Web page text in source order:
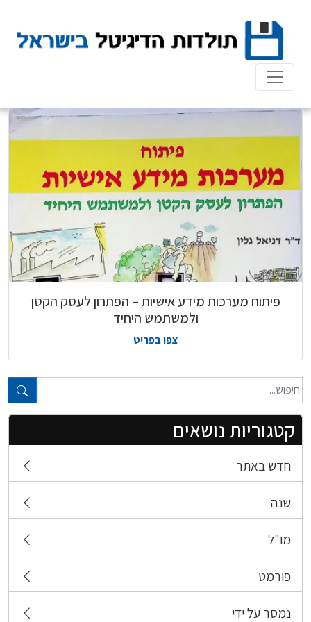
content
טקסט חופשי...
קטגוריות נושאים
חדש באתר
שנה
מו"ל
פורמט
נמסר על ידי
פיתוח מערכות מידע אישיות – הפתרון לעסק הקטן
ולמשתמש היחיד
צפו בפריט